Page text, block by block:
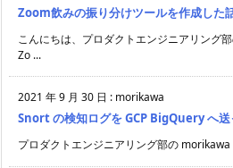
Zoom飲みの振り分けツールを作成した
こんにちは、プロダクトエンジニアリング
Zo ...
2021 年 9 月 30 日 : morikawa
Snort の検知ログを GCP BigQuery へ送
プロダクトエンジニアリング部の